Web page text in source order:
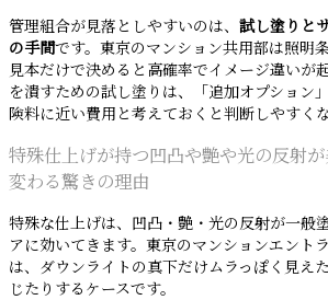
管理組合が見落としやすいのは、 試し塗りと
の手間です。東京のマンション共用部は照明
見本だけで決めると高確率でイメージ違いが
を潰すための試し塗りは、「追加オプション
険料に近い費用と考えておくと判断しやすくな
特殊仕上げが持つ凹凸や艶や光の反射
変わる驚きの理由
特殊な仕上げは、凹凸・艶・光の反射が一般
アに効いてきます。東京のマンションエント
は、ダウンライトの真下だけムラっぽく見え
じたりするケースです。